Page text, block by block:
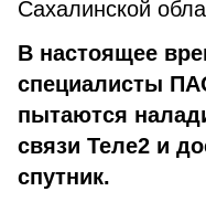
Сахалинской
В настоящее
специалисты
пытаются
связи Теле2 и
спутник.